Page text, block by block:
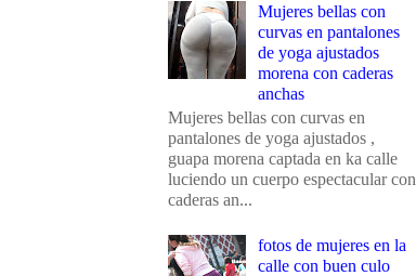
Mujeres bellas con
curvas en pantalones
de yoga ajustados
morena con caderas
anchas
Mujeres bellas con curvas en
pantalones de yoga ajustados ,
guapa morena captada en ka calle
luciendo un cuerpo espectacular con
caderas an...
fotos de mujeres en la
calle con buen culo